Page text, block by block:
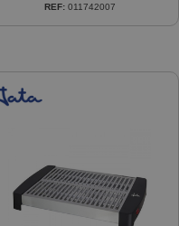
REF: 011742007